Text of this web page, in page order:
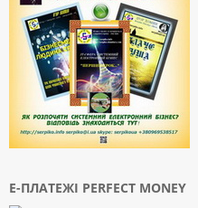
Е-ПЛАТЕЖІ PERFECT MONEY